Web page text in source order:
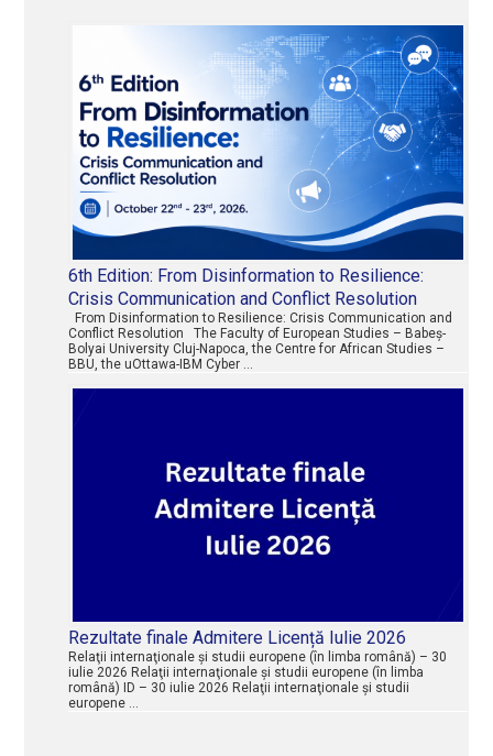
6th Edition: From Disinformation to Resilience:
Crisis Communication and Conflict Resolution
From Disinformation to Resilience: Crisis Communication and
Conflict Resolution The Faculty of European Studies – Babeș-
Bolyai University Cluj-Napoca, the Centre for African Studies –
BBU, the uOttawa-IBM Cyber …
Rezultate finale Admitere Licență Iulie 2026
Relaţii internaţionale şi studii europene (în limba română) – 30
iulie 2026 Relaţii internaţionale şi studii europene (în limba
română) ID – 30 iulie 2026 Relaţii internaţionale şi studii
europene …